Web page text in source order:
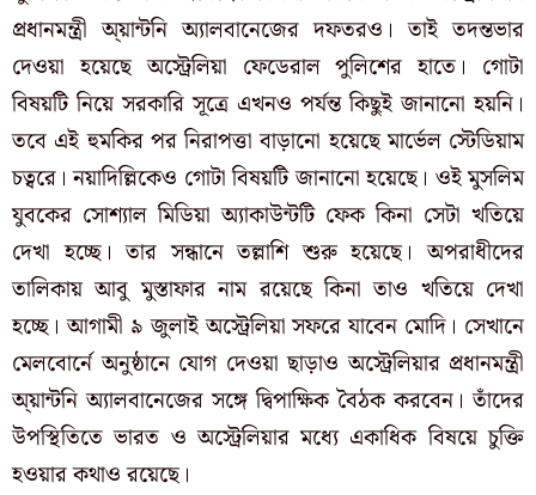
প্রধানমন্ত্রী অ্য়ান্টনি অ্যালবানেজের দফতরও। তাই তদন্তভার
দেওয়া হয়েছে অস্ট্রেলিয়া ফেডেরাল পুলিশের হাতে। গোটা
বিষয়টি নিয়ে সরকারি সূত্রে এখনও পর্যন্ত কিছুই জানানো হয়নি।
তবে এই হুমকির পর নিরাপত্তা বাড়ানো হয়েছে মার্ভেল স্টেডিয়াম
চত্বরে। নয়াদিল্লিকেও গোটা বিষয়টি জানানো হয়েছে। ওই মুসলিম
যুবকের সোশ্যাল মিডিয়া অ্যাকাউন্টটি ফেক কিনা সেটা খতিয়ে
দেখা হচ্ছে। তার সন্ধানে তল্লাশি শুরু হয়েছে। অপরাধীদের
তালিকায় আবু মুস্তাফার নাম রয়েছে কিনা তাও খতিয়ে দেখা
হচ্ছে। আগামী ৯ জুলাই অস্ট্রেলিয়া সফরে যাবেন মোদি। সেখানে
মেলবোর্নে অনুষ্ঠানে যোগ দেওয়া ছাড়াও অস্ট্রেলিয়ার প্রধানমন্ত্রী
অ্য়ান্টনি অ্যালবানেজের সঙ্গে দ্বিপাক্ষিক বৈঠক করবেন। তাঁদের
উপস্থিতিতে ভারত ও অস্ট্রেলিয়ার মধ্যে একাধিক বিষয়ে চুক্তি
হওয়ার কথাও রয়েছে।